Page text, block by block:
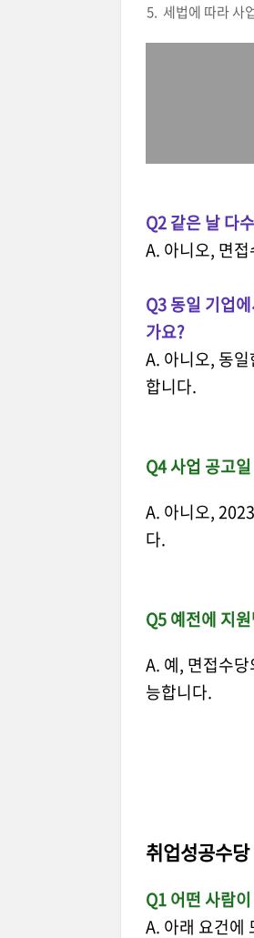
세법에 따라 사
Q2 같은 날 다
A. 아니오, 면
Q3 동일 기업
가요?
A. 아니오, 동
합니다.
Q4 사업 공고
A. 아니오,
다.
Q5 예전에 지
A. 예, 면접수
능합니다.
취업성공수당
Q1 어떤 사람
A. 아래 요건에